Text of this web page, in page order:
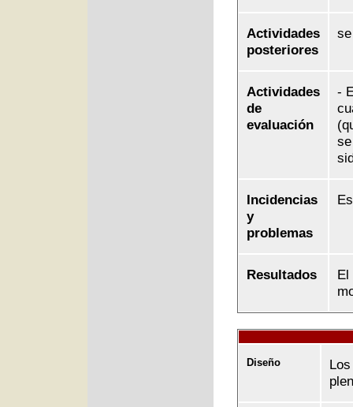
Actividades
posteriores
Actividades
de
evaluación
-
Incidencias
y
problemas
Resultados
El
Diseño